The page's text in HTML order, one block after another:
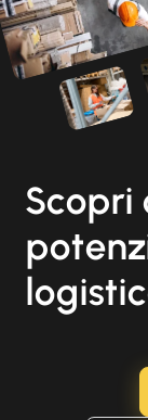
Scopri